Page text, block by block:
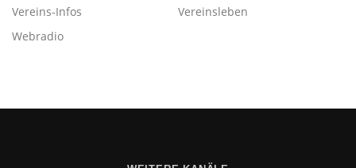
Vereins-Infos
Vereinsleben
Webradio